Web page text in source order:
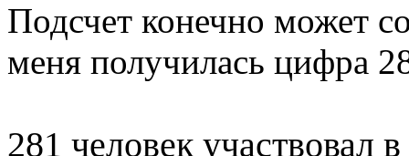
Подсчет конечно может
меня получилась цифра
281 человек участвовал